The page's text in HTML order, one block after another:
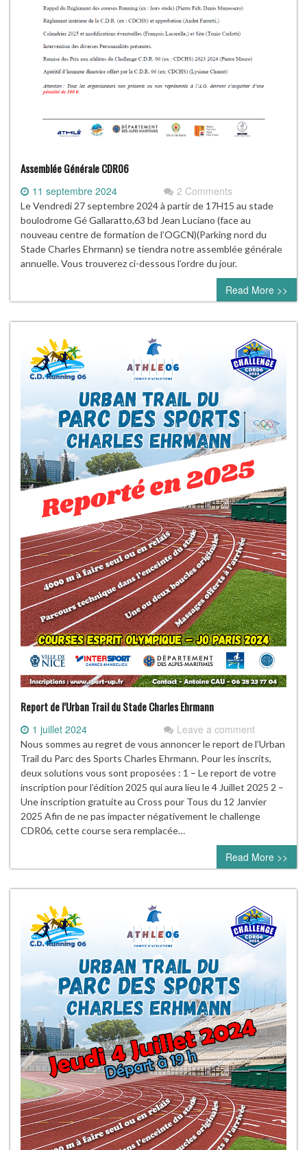
Assemblée Générale CDR06
11 septembre 2024 2 Comments
Le Vendredi 27 septembre 2024 à partir de 17H15 au stade
boulodrome Gé Gallaratto,63 bd Jean Luciano (face au
nouveau centre de formation de l’OGCN)(Parking nord du
Stade Charles Ehrmann) se tiendra notre assemblée générale
annuelle. Vous trouverez ci-dessous l’ordre du jour.
Read More >>
Report de l’Urban Trail du Stade Charles Ehrmann
1 juillet 2024 Leave a comment
Nous sommes au regret de vous annoncer le report de l’Urban
Trail du Parc des Sports Charles Ehrmann. Pour les inscrits,
deux solutions vous sont proposées : 1 – Le report de votre
inscription pour l’édition 2025 qui aura lieu le 4 Juillet 2025 2 –
Une inscription gratuite au Cross pour Tous du 12 Janvier
2025 Afin de ne pas impacter négativement le challenge
CDR06, cette course sera remplacée…
Read More >>